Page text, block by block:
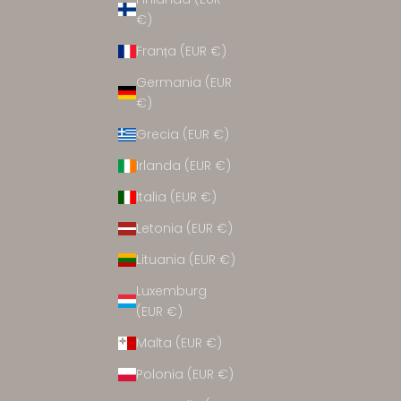
€)
Franța (EUR €)
Germania (EUR
€)
Grecia (EUR €)
Irlanda (EUR €)
Italia (EUR €)
Letonia (EUR €)
Lituania (EUR €)
Luxemburg
(EUR €)
Malta (EUR €)
Polonia (EUR €)